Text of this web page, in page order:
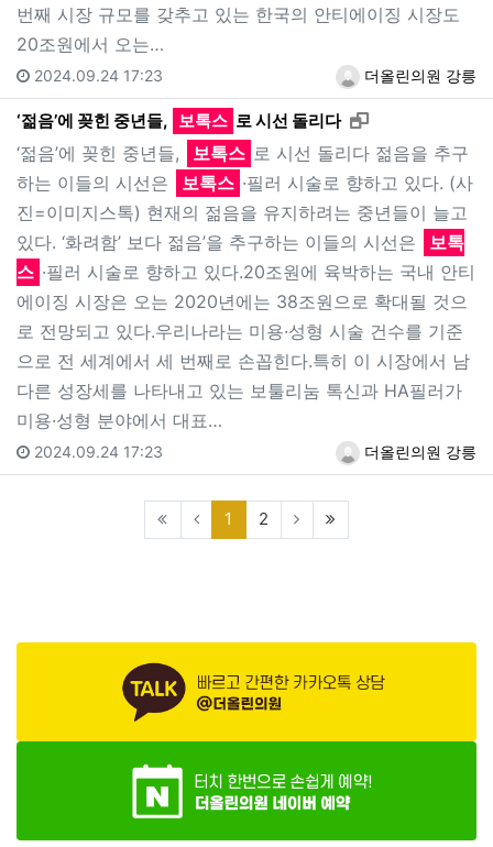
번째 시장 규모를 갖추고 있는 한국의 안티에이징 시장도
20조원에서 오는…
더올린의원 강릉
2024.09.24 17:23
‘젊음’에 꽂힌 중년들, 보톡스 로 시선 돌리다 새창으로 보기
‘젊음’에 꽂힌 중년들, 보톡스 로 시선 돌리다 젊음을 추구
하는 이들의 시선은
보톡스 ·필러 시술로 향하고 있다. (사
진=이미지스톡) 현재의 젊음을 유지하려는 중년들이 늘고
있다. ‘화려함’ 보다 젊음’을 추구하는 이들의 시선은
보톡
스 ·필러 시술로 향하고 있다.20조원에 육박하는 국내 안티
에이징 시장은 오는 2020년에는 38조원으로 확대될 것으
로 전망되고 있다.우리나라는 미용·성형 시술 건수를 기준
으로 전 세계에서 세 번째로 손꼽힌다.특히 이 시장에서 남
다른 성장세를 나타내고 있는 보툴리눔 톡신과 HA필러가
미용·성형 분야에서 대표…
더올린의원 강릉
2024.09.24 17:23
1 (current)
2 (last)